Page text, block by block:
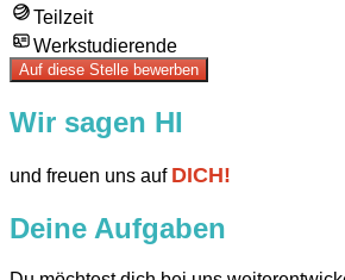
Teilzeit
Werkstudierende
Auf diese Stelle bewerben
Wir sagen HI
und freuen uns auf DICH!
Deine Aufgaben